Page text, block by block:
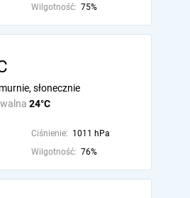
Wilgotność: 75%
24°C
słonecznie
Ciśnienie: 1011 hPa
Wilgotność: 76%